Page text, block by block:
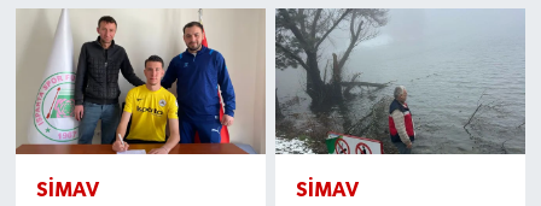
SIMAV SIMAV